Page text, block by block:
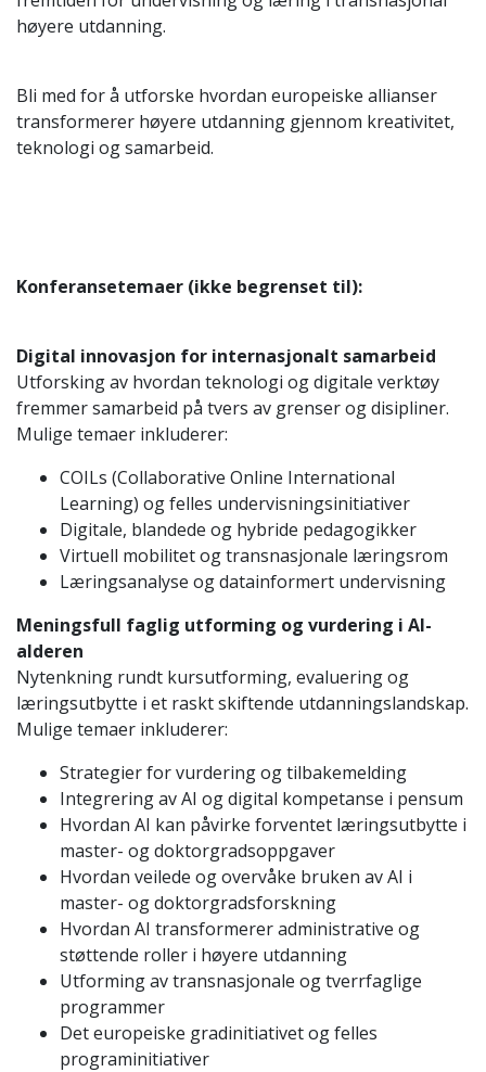
høyere utdanning.
Bli med for å utforske hvordan europeiske allianser
transformerer høyere utdanning gjennom kreativitet,
teknologi og samarbeid.
Konferansetemaer (ikke begrenset til):
Digital innovasjon for internasjonalt samarbeid
Utforsking av hvordan teknologi og digitale verktøy
fremmer samarbeid på tvers av grenser og disipliner.
Mulige temaer inkluderer:
COILs (Collaborative Online International
Learning) og felles undervisningsinitiativer
Digitale, blandede og hybride pedagogikker
Virtuell mobilitet og transnasjonale læringsrom
Læringsanalyse og datainformert undervisning
Meningsfull faglig utforming og vurdering i AI-
alderen
Nytenkning rundt kursutforming, evaluering og
læringsutbytte i et raskt skiftende utdanningslandskap.
Mulige temaer inkluderer:
Strategier for vurdering og tilbakemelding
Integrering av AI og digital kompetanse i pensum
Hvordan AI kan påvirke forventet læringsutbytte i
master- og doktorgradsoppgaver
Hvordan veilede og overvåke bruken av AI i
master- og doktorgradsforskning
Hvordan AI transformerer administrative og
støttende roller i høyere utdanning
Utforming av transnasjonale og tverrfaglige
programmer
Det europeiske gradinitiativet og felles
programinitiativer